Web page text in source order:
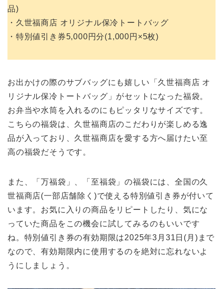
品)
・久世福商店 オリジナル保冷トートバッグ
・特別値引き券5,000円分(1,000円×5枚)
お出かけの際のサブバッグにも嬉しい「久世福商店 オ
リジナル保冷トートバッグ」がセットになった福袋。
お弁当や水筒を入れるのにもピッタリなサイズです。
こちらの福袋は、久世福商店のこだわりが楽しめる逸
品が入っており、久世福商店を愛する方へ届けたい至
高の福袋だそうです。
また、「万福袋」、「至福袋」の福袋には、全国の久
世福商店(一部店舗除く)で使える特別値引き券が付いて
います。お気に入りの商品をリピートしたり、気にな
っていた商品をこの機会に試してみるのもいいです
ね。特別値引き券の有効期限は2025年3月31日(月)まで
なので、有効期限内に使用するのを絶対に忘れないよ
うにしましょう。